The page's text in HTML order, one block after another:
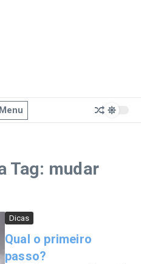
Menu
Tag: mudar
Dicas
Qual o primeiro
passo?